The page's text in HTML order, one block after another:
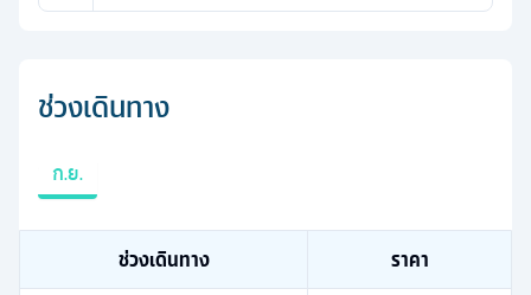
ช่วงเดินทาง
ก.ย.
ช่วงเดินทาง ราคา